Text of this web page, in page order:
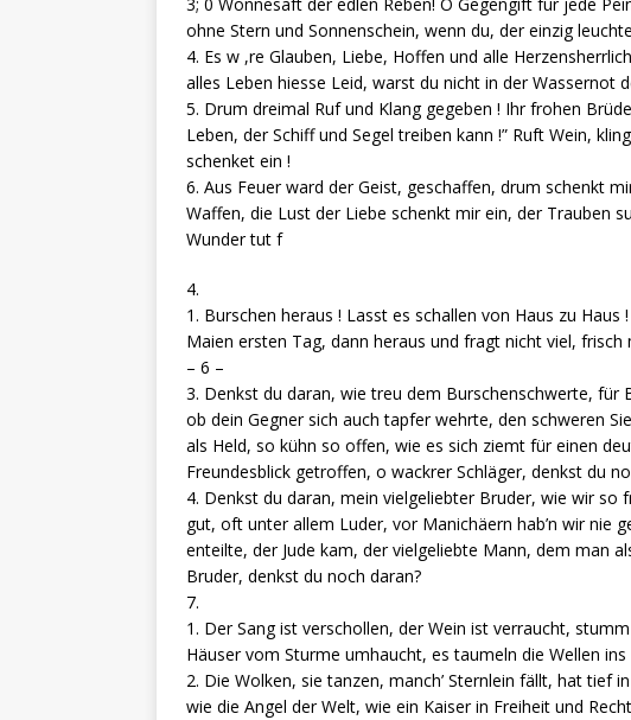
ohne Stern und Sonnenschein, wenn du, der einzig
4. Es w ,re Glauben, Liebe, Hoffen und alle
alles Leben hiesse Leid, warst du nicht in der Wassernot
5. Drum dreimal Ruf und Klang gegeben ! Ihr frohen
Leben, der Schiff und Segel treiben kann !” Ruft Wein,
schenket ein !
6. Aus Feuer ward der Geist, geschaffen, drum schenkt
Waffen, die Lust der Liebe schenkt mir ein, der Trauben
Wunder tut f
4.
1. Burschen heraus ! Lasst es schallen von Haus zu Haus
Maien ersten Tag, dann heraus und fragt nicht viel,
– 6 –
3. Denkst du daran, wie treu dem Burschenschwerte, für
ob dein Gegner sich auch tapfer wehrte, den schweren
als Held, so kühn so offen, wie es sich ziemt für einen
Freundesblick getroffen, o wackrer Schläger, denkst du
4. Denkst du daran, mein vielgeliebter Bruder, wie wir so
gut, oft unter allem Luder, vor Manichäern hab’n wir nie
enteilte, der Jude kam, der vielgeliebte Mann, dem man
Bruder, denkst du noch daran?
7.
1. Der Sang ist verschollen, der Wein ist verraucht,
Häuser vom Sturme umhaucht, es taumeln die Wellen ins
2. Die Wolken, sie tanzen, manch’ Sternlein fällt, hat tief
wie die Angel der Welt, wie ein Kaiser in Freiheit und